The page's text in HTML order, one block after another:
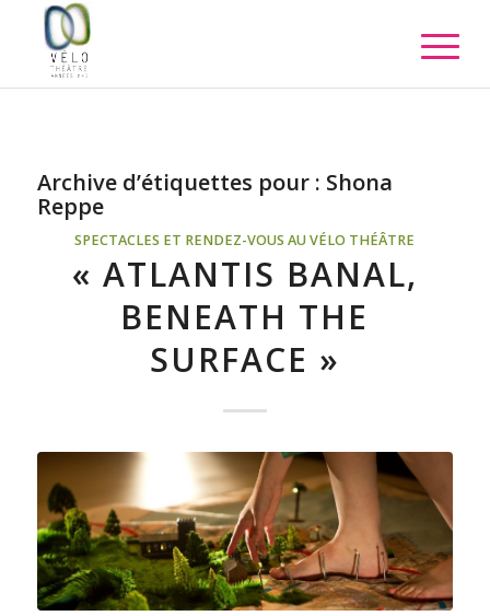
Archive d’étiquettes pour : Shona
Reppe
SPECTACLES ET RENDEZ-VOUS AU VÉLO THÉÂTRE
« ATLANTIS BANAL,
BENEATH THE
SURFACE »